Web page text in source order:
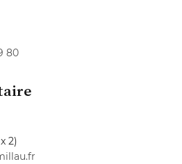
80
2)